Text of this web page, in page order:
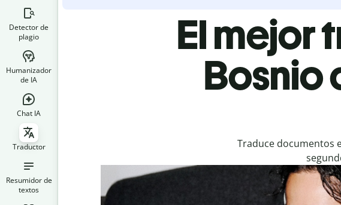
Detector de
plagio
Humanizador
de IA
Chat IA
Traductor
Resumidor de
textos
El mejor
Bosnio
Traduce documentos